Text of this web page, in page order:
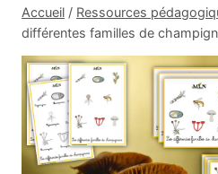
Accueil / Ressources
différentes familles de